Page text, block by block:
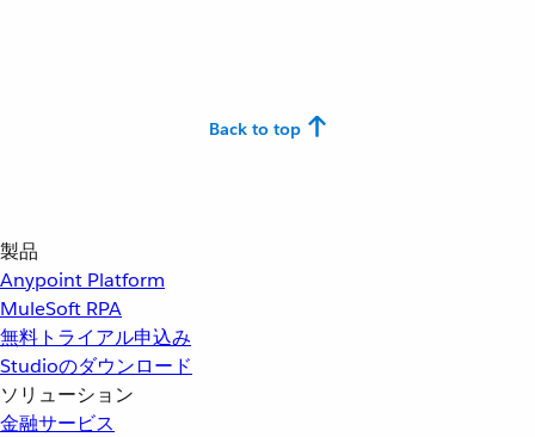
Back to top
製品
Anypoint Platform
MuleSoft RPA
無料トライアル申込み
Studioのダウンロード
ソリューション
金融サービス